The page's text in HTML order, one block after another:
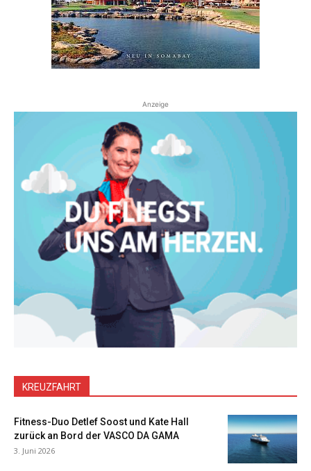
Anzeige
KREUZFAHRT
Fitness-Duo Detlef Soost und Kate Hall
zurück an Bord der VASCO DA GAMA
3. Juni 2026